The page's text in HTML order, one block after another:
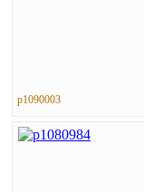
p1090003